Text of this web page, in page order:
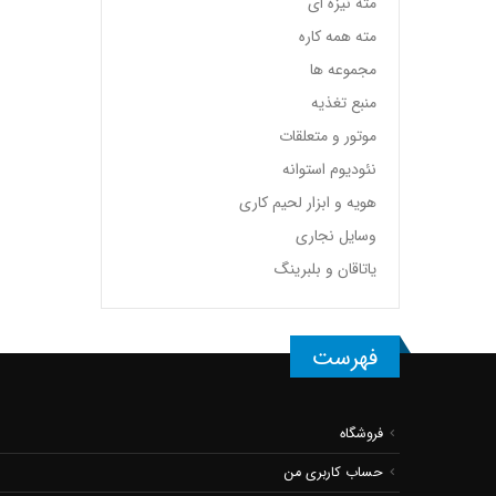
مته همه کاره
مجموعه ها
منبع تغذیه
موتور و متعلقات
نئودیوم استوانه
هویه و ابزار لحیم کاری
وسایل نجاری
یاتاقان و بلبرینگ
فهرست
فروشگاه
حساب کاربری من